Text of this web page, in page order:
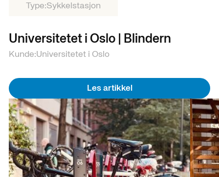
Type:Sykkelstasjon
Universitetet i Oslo | Blindern
Kunde:Universitetet i Oslo
Les artikkel